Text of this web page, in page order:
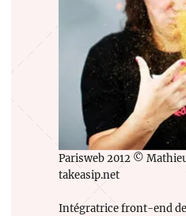
Parisweb 2012 ©
takeasip.net
Intégratrice front-end